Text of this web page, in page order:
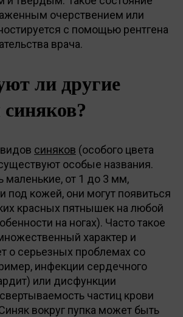
очерствением или
с помощью рентгена
врача.
ли другие
синяков (особого цвета
особые названия.
маленькие, от 1 до 3 мм,
под кожей, они могут появиться
красных пятнышек на любой
на ногах). Часто такое
характер и
о серьезных проблемах со
инфекции сердечного
или дисфункции
частиц крови
вокруг пупка может быть